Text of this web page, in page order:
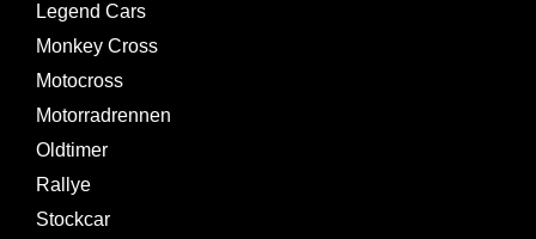
Legend Cars
Monkey Cross
Motocross
Motorradrennen
Oldtimer
Rallye
Stockcar